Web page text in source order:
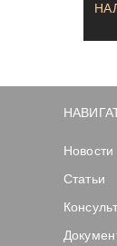
Новости
Статьи